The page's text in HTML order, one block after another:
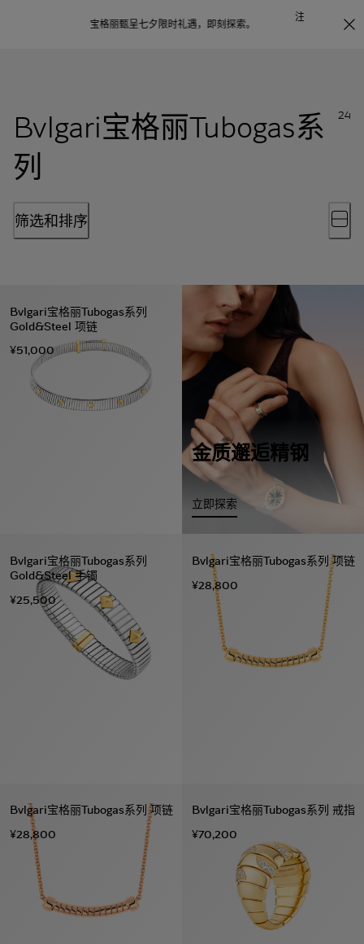
注册会员首次下单购买任意作品，可享受照片打印服务
点
击此处了解更多详情。
Bvlgari宝格丽Tubogas系
列
24
筛选和排序
金质邂逅精钢
立即探索
Bvlgari宝格丽Tubogas系列
Gold&Steel 项链
¥51,000
Bvlgari宝格丽Tubogas系列
Gold&Steel 手镯
¥25,500
Bvlgari宝格丽Tubogas系列 项链
¥28,800
Bvlgari宝格丽Tubogas系列 项链
¥28,800
Bvlgari宝格丽Tubogas系列 戒指
¥70,200